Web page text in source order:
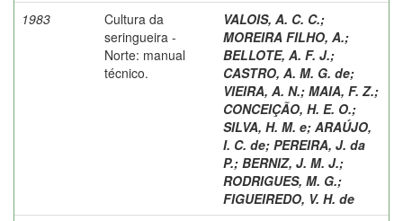
1983
Cultura da
seringueira -
Norte: manual
técnico.
VALOIS, A. C. C.;
MOREIRA FILHO, A.;
BELLOTE, A. F. J.;
CASTRO, A. M. G. de;
VIEIRA, A. N.; MAIA, F. Z.;
CONCEIÇÃO, H. E. O.;
SILVA, H. M. e; ARAÚJO,
I. C. de; PEREIRA, J. da
P.; BERNIZ, J. M. J.;
RODRIGUES, M. G.;
FIGUEIREDO, V. H. de